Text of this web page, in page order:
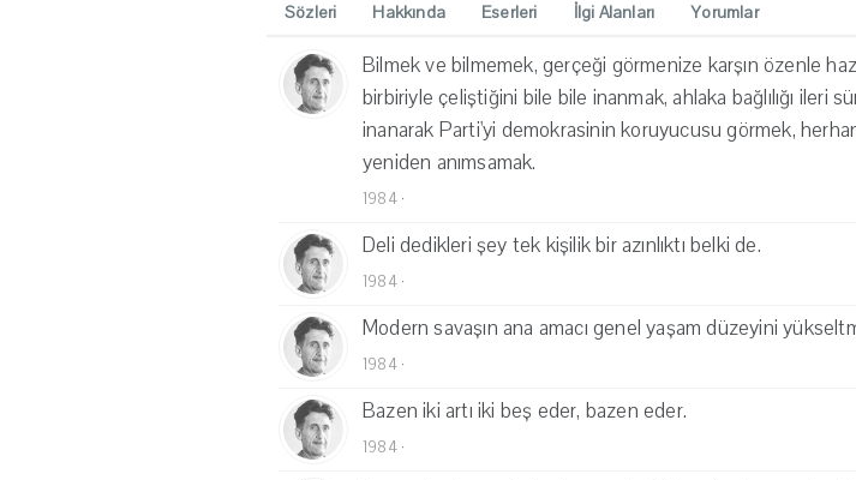
Sözleri Hakkında Eserleri İlgi Alanları Yorumlar
Bilmek ve bilmemek, gerçeği görmenize karşın özenle
birbiriyle çeliştiğini bile bile inanmak, ahlaka bağlılığı ileri
inanarak Parti'yi demokrasinin koruyucusu görmek,
yeniden anımsamak.
1984·
Deli dedikleri şey tek kişilik bir azınlıktı belki de.
1984·
Modern savaşın ana amacı genel yaşam düzeyini
1984·
Bazen iki artı iki beş eder, bazen eder.
1984·